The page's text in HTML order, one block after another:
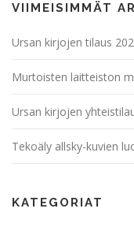
e
s
e
a
s
VIIMEISIMMÄT
Ursan kirjojen tilaus
Murtoisten laitteiston
Ursan kirjojen
Tekoäly allsky-kuvien
KATEGORIAT